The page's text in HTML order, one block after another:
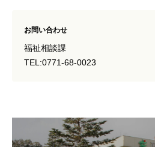
お問い合わせ
福祉相談課
TEL:0771-68-0023